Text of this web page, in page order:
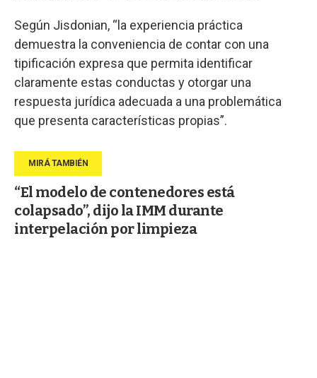
Según Jisdonian, “la experiencia práctica
demuestra la conveniencia de contar con una
tipificación expresa que permita identificar
claramente estas conductas y otorgar una
respuesta jurídica adecuada a una problemática
que presenta características propias”.
“El modelo de contenedores está
colapsado”, dijo la IMM durante
interpelación por limpieza